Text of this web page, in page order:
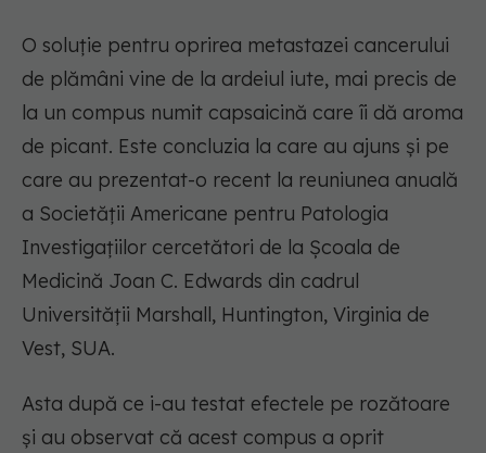
O soluție pentru oprirea metastazei cancerului
de plămâni vine de la ardeiul iute, mai precis de
la un compus numit capsaicină care îi dă aroma
de picant. Este concluzia la care au ajuns și pe
care au prezentat-o recent la reuniunea anuală
a Societății Americane pentru Patologia
Investigațiilor cercetători de la Școala de
Medicină Joan C. Edwards din cadrul
Universității Marshall, Huntington, Virginia de
Vest, SUA.
Asta după ce i-au testat efectele pe rozătoare
și au observat că acest compus a oprit